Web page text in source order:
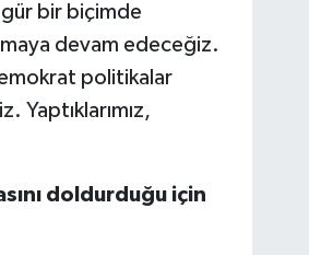
gür bir biçimde
devam edeceğiz.
politikalar
Yaptıklarımız,
doldurduğu için